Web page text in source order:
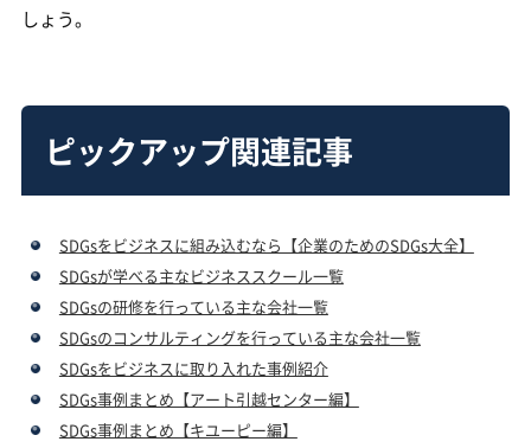
しょう。
ピックアップ関連記事
SDGsをビジネスに組み込むなら【企業のためのSDGs大全】
SDGsが学べる主なビジネススクール一覧
SDGsの研修を行っている主な会社一覧
SDGsのコンサルティングを行っている主な会社一覧
SDGsをビジネスに取り入れた事例紹介
SDGs事例まとめ【アート引越センター編】
SDGs事例まとめ【キユーピー編】